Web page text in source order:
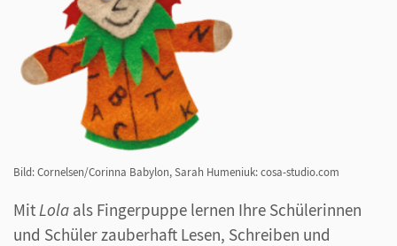
Bild: Cornelsen/Corinna Babylon, Sarah Humeniuk: cosa-studio.com
Mit Lola als Fingerpuppe lernen Ihre Schülerinnen
und Schüler zauberhaft Lesen, Schreiben und